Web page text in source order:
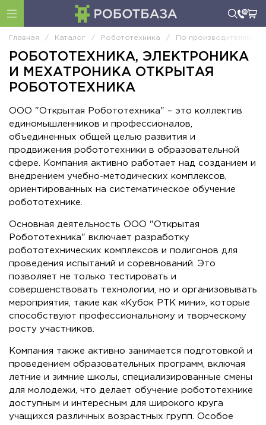
Главная / Каталог / Робототехника / По производителям
РОБОТОТЕХНИКА, ЭЛЕКТРОНИКА
И МЕХАТРОНИКА ОТКРЫТАЯ
РОБОТОТЕХНИКА
ООО "Открытая Робототехника" – это коллектив
единомышленников и профессионалов,
объединенных общей целью развития и
продвижения робототехники в образовательной
сфере. Компания активно работает над созданием и
внедрением учебно-методических комплексов,
ориентированных на систематическое обучение
робототехнике.
Основная деятельность ООО "Открытая
Робототехника" включает разработку
робототехнических комплексов и полигонов для
проведения испытаний и соревнований. Это
позволяет не только тестировать и
совершенствовать технологии, но и организовывать
мероприятия, такие как «Кубок РТК мини», которые
способствуют профессиональному и творческому
росту участников.
Компания также активно занимается подготовкой и
проведением образовательных программ, включая
летние и зимние школы, специализированные смены
для молодежи, что делает обучение робототехнике
доступным и интересным для широкого круга
учащихся различных возрастных групп. Особое